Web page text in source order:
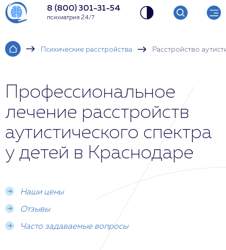
8 (800) 301-31-54
психиатрия 24/7
Психические расстройства Расстройство
Профессиональное
лечение расстройств
аутистического спектра
у детей в Краснодаре
Наши цены
Отзывы
Часто задаваемые вопросы